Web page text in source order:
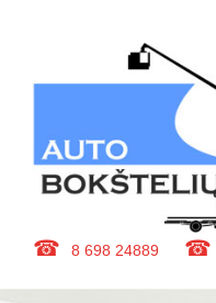
8 698 24889